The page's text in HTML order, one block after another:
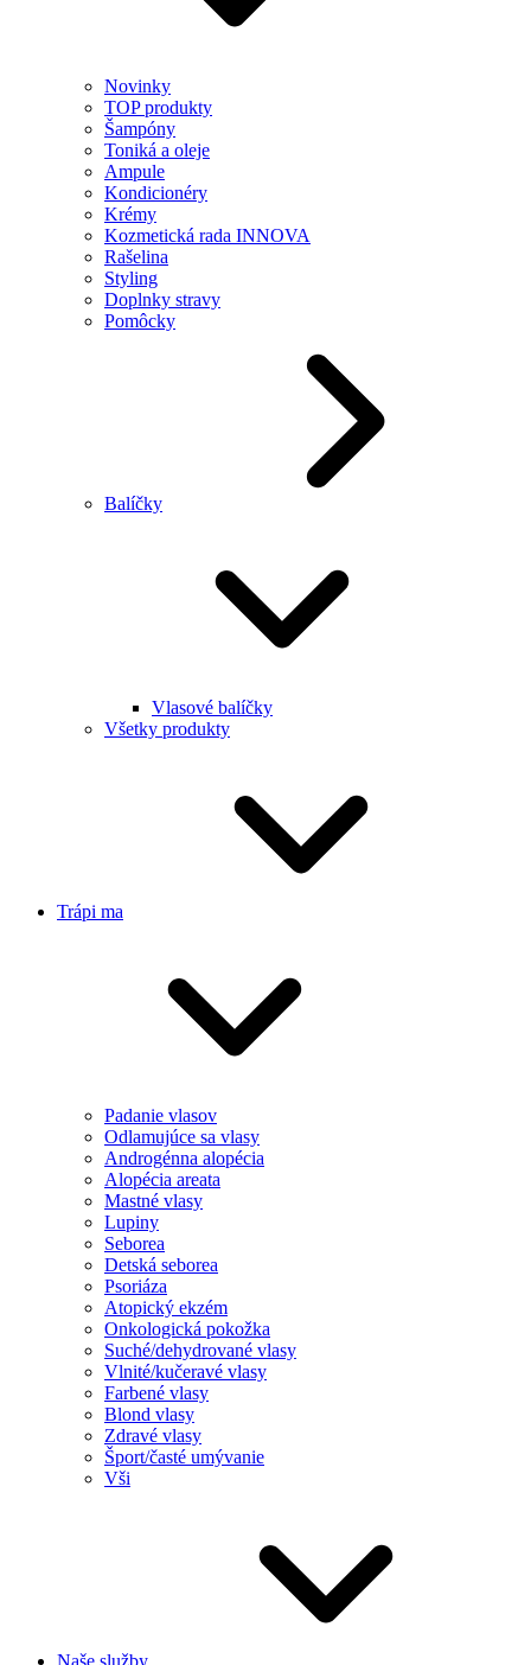
Novinky
TOP produkty
Šampóny
Toniká a oleje
Ampule
Kondicionéry
Krémy
Kozmetická rada INNOVA
Rašelina
Styling
Doplnky stravy
Pomôcky
Balíčky
Vlasové balíčky
Všetky produkty
Trápi ma
Padanie vlasov
Odlamujúce sa vlasy
Androgénna alopécia
Alopécia areata
Mastné vlasy
Lupiny
Seborea
Detská seborea
Psoriáza
Atopický ekzém
Onkologická pokožka
Suché/dehydrované vlasy
Vlnité/kučeravé vlasy
Farbené vlasy
Blond vlasy
Zdravé vlasy
Šport/časté umývanie
Vši
Naše služby